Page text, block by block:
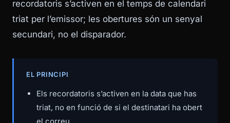
recordatoris s’activen en el temps de calendari
triat per l’emissor; les obertures són un senyal
secundari, no el disparador.
EL PRINCIPI
Els recordatoris s’activen en la data que has
triat, no en funció de si el destinatari ha obert